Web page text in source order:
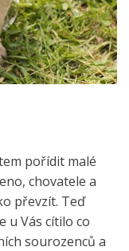
pořídit malé
chovatele a
převzít. Teď
u Vás cítilo co
sourozenců a